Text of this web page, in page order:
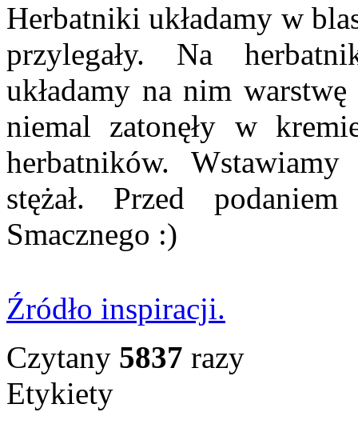
Herbatniki układamy w
przylegały. Na
układamy na nim
niemal zatonęły w
herbatników.
stężał. Przed
Smacznego :)
Źródło inspiracji.
Czytany 5837 razy
Etykiety